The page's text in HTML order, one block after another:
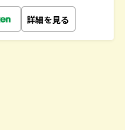
詳細を見る